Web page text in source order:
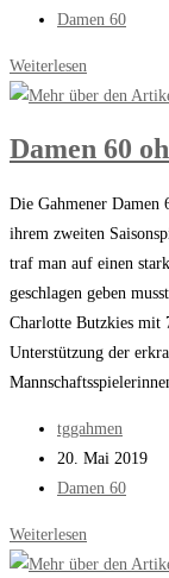
veröffentlicht:
Beitrags-
Damen 60
Weiterlesen
60
sich
Damen 60
Die Gahmener Damen
ihrem zweiten
traf man auf einen
geschlagen geben
Charlotte Butzkies mit
Unterstützung der
Beitrags-
Autor:
tggahmen
Beitrag
veröffentlicht:
20. Mai 2019
Beitrags-
Damen 60
Weiterlesen
60